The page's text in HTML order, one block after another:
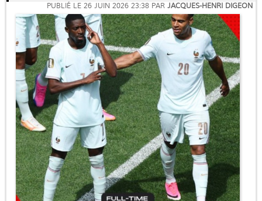
PUBLIÉ LE 26 JUIN 2026 23:38 PAR JACQUES-HENRI DIGEON